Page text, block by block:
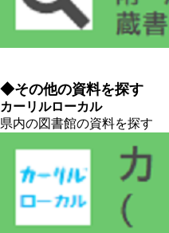
◆その他の資料を探す
カーリルローカル
県内の図書館の資料を探す